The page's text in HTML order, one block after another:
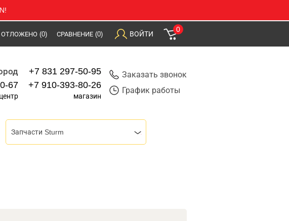
ОТЛОЖЕНО (0) СРАВНЕНИЕ (0) ВОЙТИ
0
67
+7 831 297-50-95
+7 910-393-80-26
магазин
Заказать звонок
График работы
Запчасти Sturm